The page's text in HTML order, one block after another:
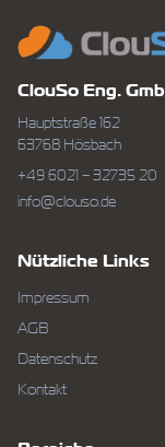
ClouSo Eng.
Hauptstraße 162
63768 Hösbach
+49 6021 – 32735 20
info@clouso.de
Nützliche Links
Impressum
AGB
Datenschutz
Kontakt